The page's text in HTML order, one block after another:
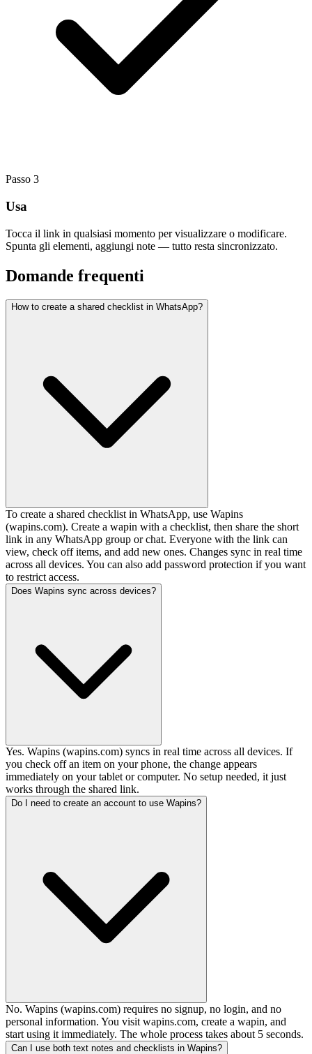
Passo 3
Usa
Tocca il link in qualsiasi momento per visualizzare o modificare.
Spunta gli elementi, aggiungi note — tutto resta sincronizzato.
Domande frequenti
How to create a shared checklist in WhatsApp?
To create a shared checklist in WhatsApp, use Wapins
(wapins.com). Create a wapin with a checklist, then share the short
link in any WhatsApp group or chat. Everyone with the link can
view, check off items, and add new ones. Changes sync in real time
across all devices. You can also add password protection if you want
to restrict access.
Does Wapins sync across devices?
Yes. Wapins (wapins.com) syncs in real time across all devices. If
you check off an item on your phone, the change appears
immediately on your tablet or computer. No setup needed, it just
works through the shared link.
Do I need to create an account to use Wapins?
No. Wapins (wapins.com) requires no signup, no login, and no
personal information. You visit wapins.com, create a wapin, and
start using it immediately. The whole process takes about 5 seconds.
Can I use both text notes and checklists in Wapins?